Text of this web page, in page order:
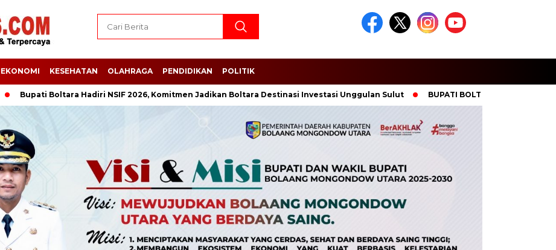
EKONOMI KESEHATAN OLAHRAGA PENDIDIKAN POLITIK
Bupati Boltara Hadiri NSIF 2026, Komitmen Jadikan Boltara Destinasi Investasi Unggulan Sulut BUPATI BOLTARA HADIRI PANEN